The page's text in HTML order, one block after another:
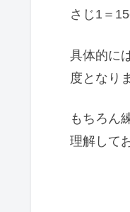
さじ1＝
具体的に
度となり
もちろん
理解して